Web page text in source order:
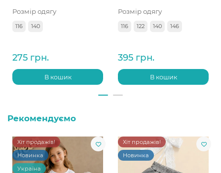
Розмір одягу
116 140
275 грн.
В кошик
Розмір одягу
116 122 140 146
395 грн.
В кошик
Рекомендуємо
Хіт продажів!
Новинка
Україна
Хіт продажів!
Новинка